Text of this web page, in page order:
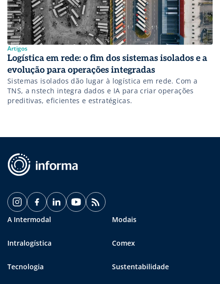
Artigos
Logística em rede: o fim dos sistemas isolados e a
evolução para operações integradas
Sistemas isolados dão lugar à logística em rede. Com a
TNS, a nstech integra dados e IA para criar operações
preditivas, eficientes e estratégicas.
A Intermodal Modais
Intralogística Comex
Tecnologia Sustentabilidade